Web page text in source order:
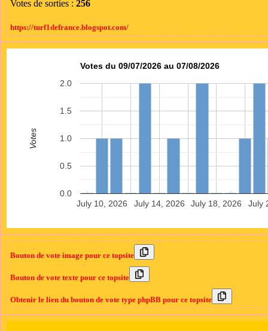
Votes de sorties : 256
https://turf1defrance.blogspot.com/
Votes du 09/07/2026 au 07/08/2026
July 10, 2026 July 14, 2026 July 18, 2026 July
0.0
0.5
1.0
1.5
2.0
Votes
Bouton de vote image pour ce topsite
Bouton de vote texte pour ce topsite
Obtenir le lien du bouton de vote type phpBB pour ce topsite